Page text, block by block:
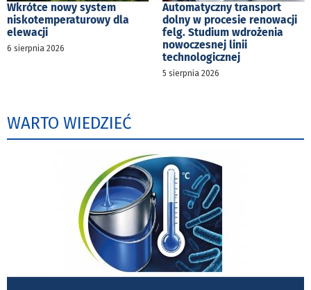
Wkrótce nowy system
niskotemperaturowy dla
elewacji
6 sierpnia 2026
Automatyczny transport
dolny w procesie renowacji
felg. Studium wdrożenia
nowoczesnej linii
technologicznej
5 sierpnia 2026
WARTO WIEDZIEĆ